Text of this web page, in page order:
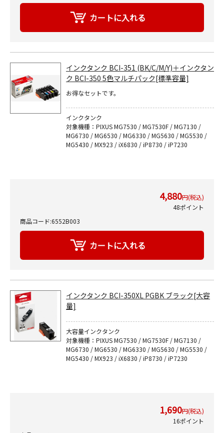
インクタンク BCI-351 (BK/C/M/Y)＋インクタン
ク BCI-350 5色マルチパック[標準容量]
お得なセットです。
インクタンク
対象機種：PIXUS MG7530 / MG7530F / MG7130 /
MG6730 / MG6530 / MG6330 / MG5630 / MG5530 /
MG5430 / MX923 / iX6830 / iP8730 / iP7230
4,880円(税込)
48ポイント
商品コード:6552B003
インクタンク BCI-350XL PGBK ブラック[大容
量]
大容量インクタンク
対象機種：PIXUS MG7530 / MG7530F / MG7130 /
MG6730 / MG6530 / MG6330 / MG5630 / MG5530 /
MG5430 / MX923 / iX6830 / iP8730 / iP7230
1,690円(税込)
16ポイント